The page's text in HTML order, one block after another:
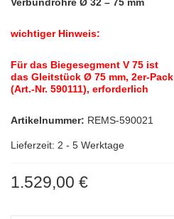
wichtiger Hinweis:
Für das Biegesegment V 75 ist
das Gleitstück Ø 75 mm, 2er-Pack
(Art.-Nr. 590111), erforderlich
Artikelnummer: REMS-590021
Lieferzeit: 2 - 5 Werktage
1.529,00 €